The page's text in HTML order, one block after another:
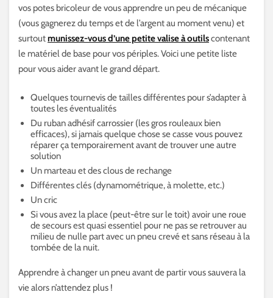
vos potes bricoleur de vous apprendre un peu de mécanique
(vous gagnerez du temps et de l’argent au moment venu) et
surtoutmunissez-vous d’une petite valise à outilscontenant
le matériel de base pour vos périples. Voici une petite liste
pour vous aider avant le grand départ.
Quelques tournevis de tailles différentes pour s’adapter à
toutes les éventualités
Du ruban adhésif carrossier (les gros rouleaux bien
efficaces), si jamais quelque chose se casse vous pouvez
réparer ça temporairement avant de trouver une autre
solution
Un marteau et des clous de rechange
Différentes clés (dynamométrique, à molette, etc.)
Un cric
Si vous avez la place (peut-être sur le toit) avoir une roue
de secours est quasi essentiel pour ne pas se retrouver au
milieu de nulle part avec un pneu crevé et sans réseau à la
tombée de la nuit.
Apprendre à changer un pneu avant de partir vous sauvera la
vie alors n’attendez plus !